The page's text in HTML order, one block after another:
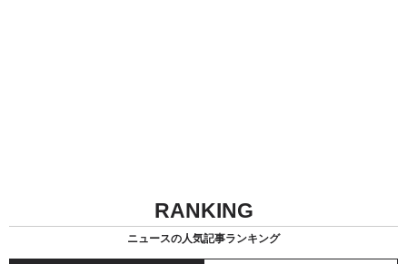
RANKING
ニュースの人気記事ランキング